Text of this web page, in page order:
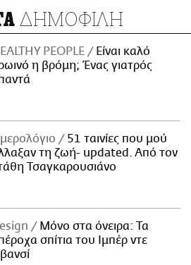
ΔΗΜΟΦΙΛΗ
PEOPLE
Είναι καλό
η βρόμη; Ένας γιατρός
51 ταινίες που μού
τη ζωή- updated. Aπό τον
Τσαγκαρουσιάνο
Μόνο στα όνειρα: Τα
σπίτια του Ιμπέρ ντε